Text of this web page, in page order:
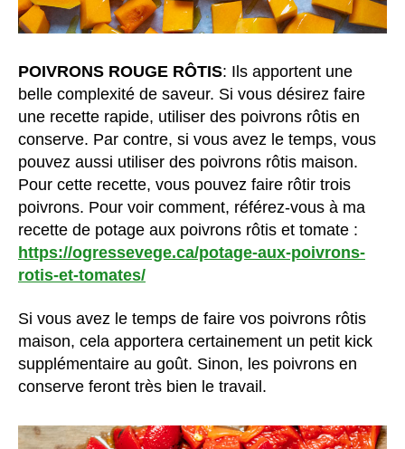
POIVRONS ROUGE RÔTIS: Ils apportent une
belle complexité de saveur. Si vous désirez faire
une recette rapide, utiliser des poivrons rôtis en
conserve. Par contre, si vous avez le temps, vous
pouvez aussi utiliser des poivrons rôtis maison.
Pour cette recette, vous pouvez faire rôtir trois
poivrons. Pour voir comment, référez-vous à ma
recette de potage aux poivrons rôtis et tomate :
https://ogressevege.ca/potage-aux-poivrons-
rotis-et-tomates/
Si vous avez le temps de faire vos poivrons rôtis
maison, cela apportera certainement un petit kick
supplémentaire au goût. Sinon, les poivrons en
conserve feront très bien le travail.